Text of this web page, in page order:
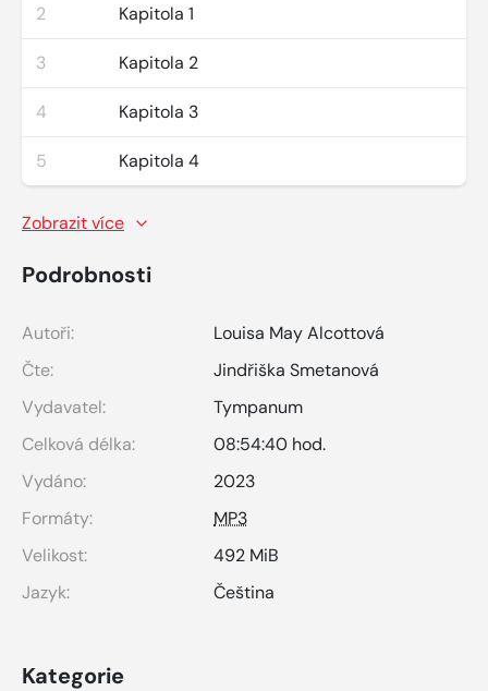
2 Kapitola 1
3 Kapitola 2
4 Kapitola 3
5 Kapitola 4
Zobrazit více
Podrobnosti
Autoři:
Louisa May Alcottová
Čte:
Jindřiška Smetanová
Vydavatel:
Tympanum
Celková délka:
08:54:40 hod.
Vydáno:
2023
Formáty:
MP3
Velikost:
492 MiB
Jazyk:
Čeština
Kategorie